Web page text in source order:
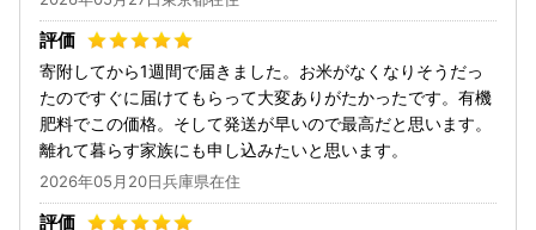
寄附してから1週間で届きました。お米がなくなりそうだっ
たのですぐに届けてもらって大変ありがたかったです。有機
肥料でこの価格。そして発送が早いので最高だと思います。
離れて暮らす家族にも申し込みたいと思います。
2026年05月20日兵庫県在住